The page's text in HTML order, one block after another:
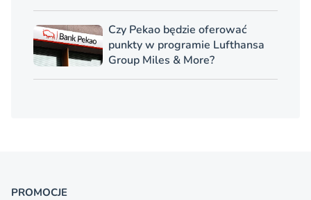
Czy Pekao będzie oferować
punkty w programie Lufthansa
Group Miles & More?
PROMOCJE